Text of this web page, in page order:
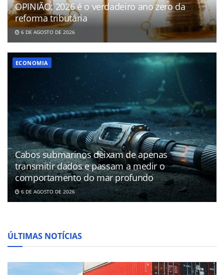
OPINIÃO: 2026 é o verdadeiro ano zero da
reforma tributária
6 DE AGOSTO DE 2026
ECONOMIA
Cabos submarinos deixam de apenas
transmitir dados e passam a medir o
comportamento do mar profundo
6 DE AGOSTO DE 2026
ÚLTIMAS NOTÍCIAS